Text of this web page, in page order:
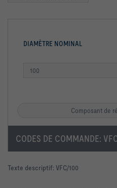
DIAMÈTRE NOMINAL
100
Composant de
CODES DE COMMANDE:
Texte descriptif: VFC/100